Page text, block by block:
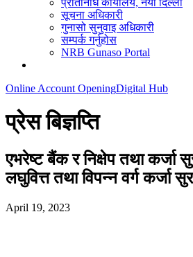
प्रतिनिधि कार्यालय, नयाँ दिल्ली
सूचना अधिकारी
गुनासो सुनुवाइ अधिकारी
सम्पर्क गर्नुहोस
NRB Gunaso Portal
Online Account OpeningDigital Hub
प्रेस बिज्ञप्ति
एभरेष्ट बैंक र निक्षेप तथा कर्जा
लघुवित्त तथा विपन्न वर्ग कर्जा
April 19, 2023